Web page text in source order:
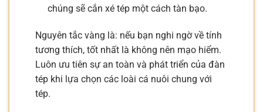
chúng sẽ cắn xé tép một cách tàn bạo.
Nguyên tắc vàng là: nếu bạn nghi ngờ về tính
tương thích, tốt nhất là không nên mạo hiểm.
Luôn ưu tiên sự an toàn và phát triển của đàn
tép khi lựa chọn các loài cá nuôi chung với
tép.